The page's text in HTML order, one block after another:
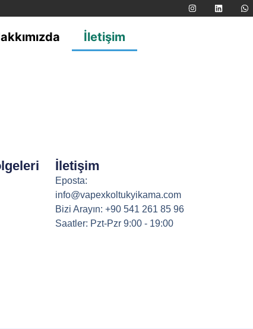
İletişim
İletişim
Eposta:
info@vapexkoltukyikama.com
Bizi Arayın: +90 541 261 85 96
Saatler: Pzt-Pzr 9:00 - 19:00